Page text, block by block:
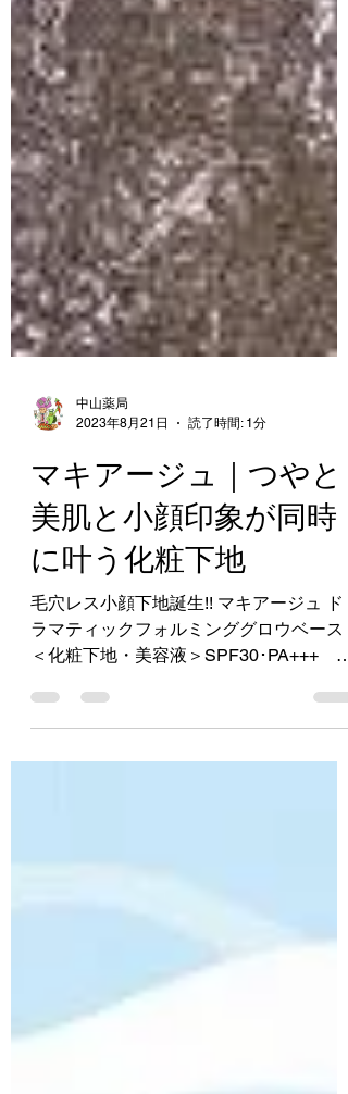
中山薬局
2023年8月21日
読了時間: 1分
マキアージュ｜つやと
美肌と小顔印象が同時
に叶う化粧下地
毛穴レス小顔下地誕生!! マキアージュ ド
ラマティックフォルミンググロウベース
＜化粧下地・美容液＞SPF30･PA+++